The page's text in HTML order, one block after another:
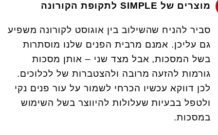
מוצרים של SIMPLE לתקופת הקורונה
סביר להניח שהשילוב בין אוגוסט לקורונה משפיע
גם עליכן. אמנם מרבית הפנים שלנו מוסתרות
בשל המסכות, אבל מצד שני – אותן מסכות
גורמות להזעה מרובה ולהצטברות של לכלוכים.
לכן דווקא עכשיו הכרחי לשמור על עור פנים נקי
ולטפל בבעיות שעלולות להיווצר בשל השימוש
במסכות.